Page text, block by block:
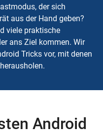
der sich
aus der Hand geben?
viele praktische
ans Ziel kommen. Wir
Tricks vor, mit denen
Android